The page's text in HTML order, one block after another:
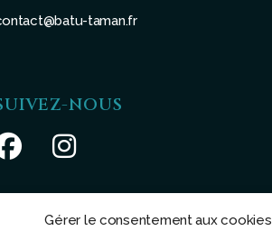
Gérer le consentement aux cookies
taman.fr
NOUS